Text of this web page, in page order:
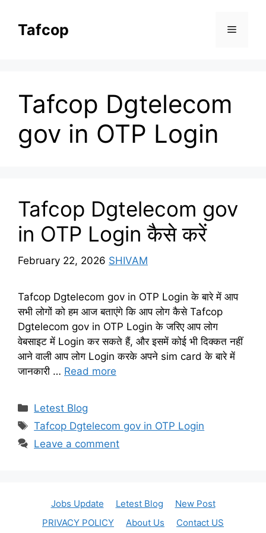
contentTafcop Menu
Tafcop Dgtelecom
gov in OTP Login
Tafcop Dgtelecom gov
in OTP Login कैसे करें
February 22, 2026 SHIVAM
Tafcop Dgtelecom gov in OTP Login के बारे में आप
सभी लोगों को हम आज बताएंगे कि आप लोग कैसे Tafcop
Dgtelecom gov in OTP Login के जरिए आप लोग
वेबसाइट में Login कर सकते हैं, और इसमें कोई भी दिक्कत नहीं
आने वाली आप लोग Login करके अपने sim card के बारे में
जानकारी … Read more
Categories
Letest Blog
Tags
Tafcop Dgtelecom gov in OTP Login
Leave a comment
Jobs Update Letest Blog
New Post
PRIVACY POLICY
About Us Contact US